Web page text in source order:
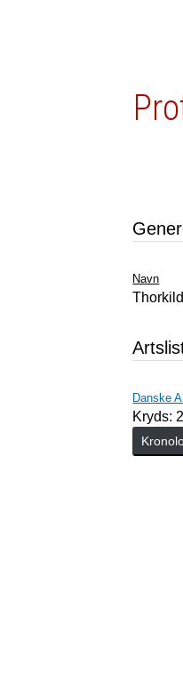
Navn
Danske
Kryds: